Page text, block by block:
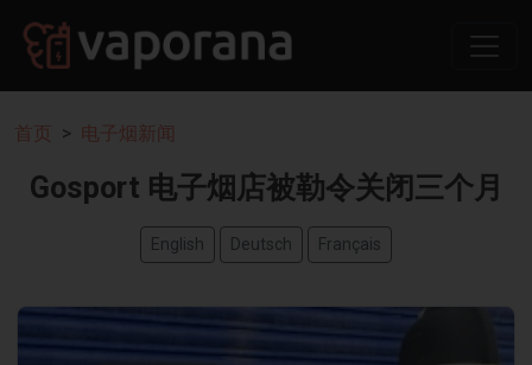
首页 电子烟新闻
Gosport 电子烟店被勒令关闭三个月
English Deutsch Français